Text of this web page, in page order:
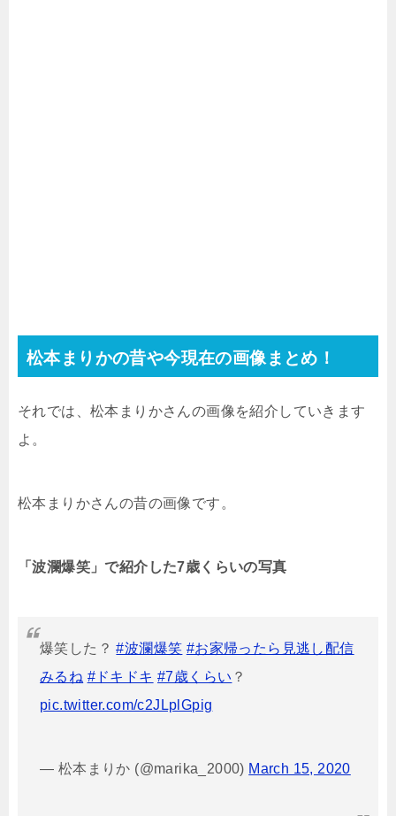
松本まりかの昔や今現在の画像まとめ！
それでは、松本まりかさんの画像を紹介していきます
よ。
松本まりかさんの昔の画像です。
「波瀾爆笑」で紹介した7歳くらいの写真
爆笑した？#波瀾爆笑 #お家帰ったら見逃し配信
みるね #ドキドキ #7歳くらい ？
pic.twitter.com/c2JLplGpig
— 松本まりか (@marika_2000) March 15, 2020